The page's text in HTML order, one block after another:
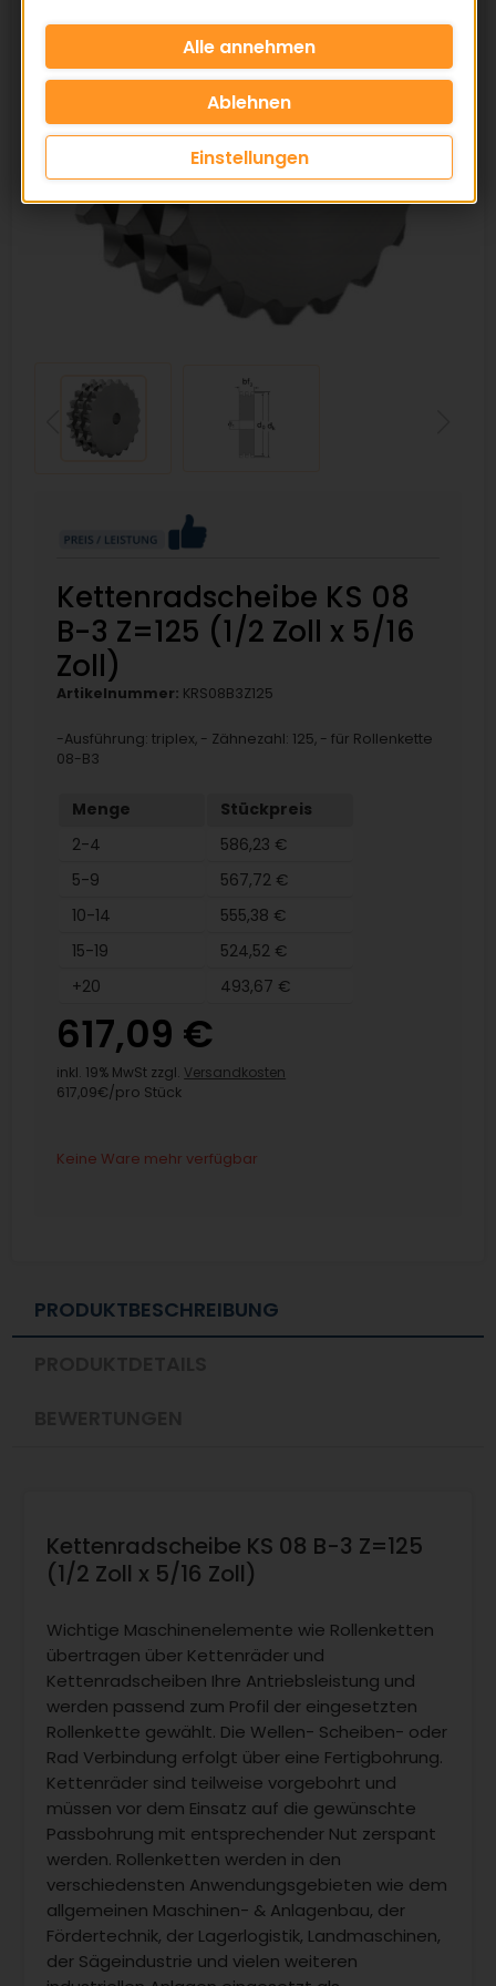
Kettenradscheibe KS 08
B-3 Z=125 (1/2 Zoll x 5/16
Zoll)
Artikelnummer: KRS08B3Z125
-Ausführung: triplex, - Zähnezahl: 125, - für Rollenkette
08-B3
Menge
Stückpreis
2-4
586,23 €
5-9
567,72 €
10-14
555,38 €
15-19
524,52 €
+20
493,67 €
617,09 €
inkl. 19% MwSt zzgl. Versandkosten
617,09€/pro Stück
Keine Ware mehr verfügbar
PRODUKTBESCHREIBUNG
Kettenradscheibe KS 08 B-3 Z=125
(1/2 Zoll x 5/16 Zoll)
Wichtige Maschinenelemente wie Rollenketten
übertragen über Kettenräder und
Kettenradscheiben Ihre Antriebsleistung und
werden passend zum Profil der eingesetzten
Rollenkette gewählt. Die Wellen- Scheiben- oder
Rad Verbindung erfolgt über eine Fertigbohrung.
Kettenräder sind teilweise vorgebohrt und
müssen vor dem Einsatz auf die gewünschte
Passbohrung mit entsprechender Nut zerspant
werden. Rollenketten werden in den
verschiedensten Anwendungsgebieten wie dem
allgemeinen Maschinen- & Anlagenbau, der
Fördertechnik, der Lagerlogistik, Landmaschinen,
der Sägeindustrie und vielen weiteren
Einstellungen